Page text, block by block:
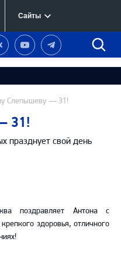
Сайты
Наш
канал
YouTube
Наш
канал
Telegram
Слепышеву — 31!
31!
празднует свой день
поздравляет Антона с
здоровья, отличного